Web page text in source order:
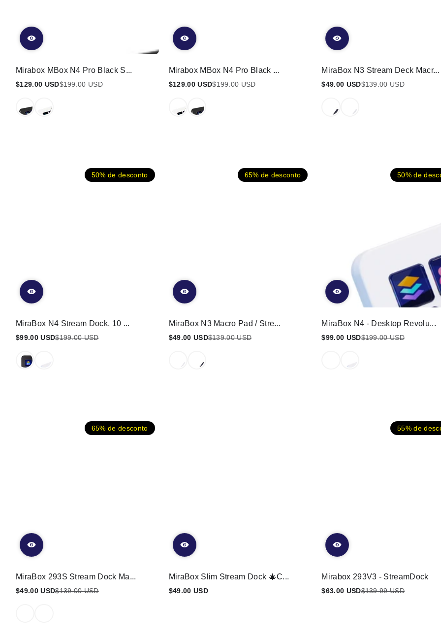
Mirabox MBox N4 Pro Black S...
Preço
$129.00 USD
Preço
$199.00 USD
Mirabox MBox N4 Pro Black ...
Preço
$129.00 USD
Preço
$199.00 USD
MiraBox N3 Stream Deck Macr...
Preço
$49.00 USD
Preço
$139.00 USD
50% de desconto
MiraBox N4 Stream Dock, 10 ...
Preço
$99.00 USD
Preço
$199.00 USD
65% de desconto
MiraBox N3 Macro Pad / Stre...
Preço
$49.00 USD
Preço
$139.00 USD
50% de
MiraBox N4 - Desktop Revolu...
Preço
$99.00 USD
Preço
$199.00 USD
65% de desconto
MiraBox 293S Stream Dock Ma...
Preço
$49.00 USD
Preço
$139.00 USD
MiraBox Slim Stream Dock 🎄C...
Preço
$49.00 USD
55% de
Mirabox 293V3 - StreamDock
Preço
$63.00 USD
Preço
$139.99 USD